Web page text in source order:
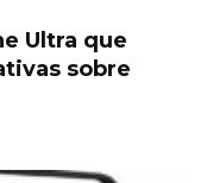
Ultra que
sobre